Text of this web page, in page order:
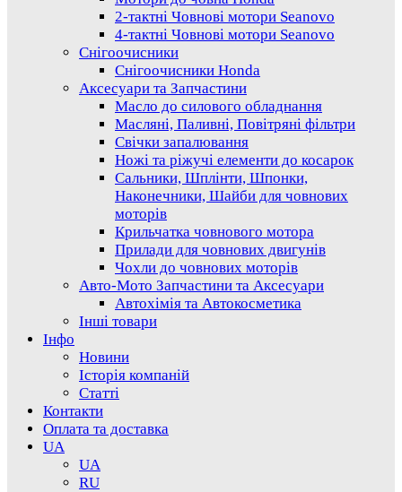
2-тактні Човнові мотори Seanovo
4-тактні Човнові мотори Seanovo
Снігоочисники
Снігоочисники Honda
Аксесуари та Запчастини
Масло до силового обладнання
Масляні, Паливні, Повітряні фільтри
Свічки запалювання
Ножі та ріжучі елементи до косарок
Сальники, Шплінти, Шпонки,
Наконечники, Шайби для човнових
моторів
Крильчатка човнового мотора
Прилади для човнових двигунів
Чохли до човнових моторів
Авто-Мото Запчастини та Аксесуари
Автохімія та Автокосметика
Інші товари
Інфо
Новини
Історія компаній
Статті
Контакти
Оплата та доставка
UA
UA
RU